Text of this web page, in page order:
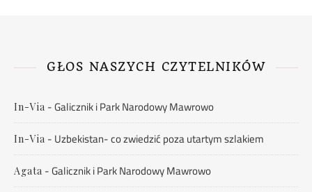
GŁOS NASZYCH CZYTELNIKÓW
In-Via -Galicznik i Park Narodowy Mawrowo
In-Via -Uzbekistan- co zwiedzić poza utartym szlakiem
Agata -Galicznik i Park Narodowy Mawrowo